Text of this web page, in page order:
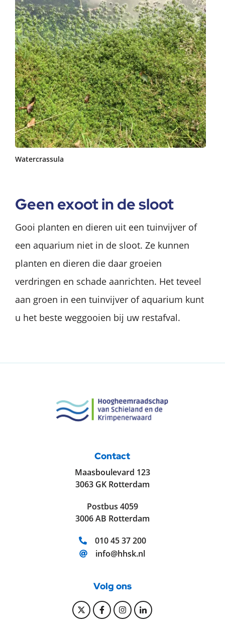
Watercrassula
Geen exoot in de sloot
Gooi planten en dieren uit een tuinvijver of
een aquarium niet in de sloot. Ze kunnen
planten en dieren die daar groeien
verdringen en schade aanrichten. Het teveel
aan groen in een tuinvijver of aquarium kunt
u het beste weggooien bij uw restafval.
Contact
Maasboulevard 123
3063 GK Rotterdam
Postbus 4059
3006 AB Rotterdam
Telefoonnummer:
010 45 37 200
E-mailadres:
info@hhsk.nl
Volg ons
Bekijk onze Twitter pagina
Bekijk onze Facebook
Bekijk onze Instagram
Bekijk onze